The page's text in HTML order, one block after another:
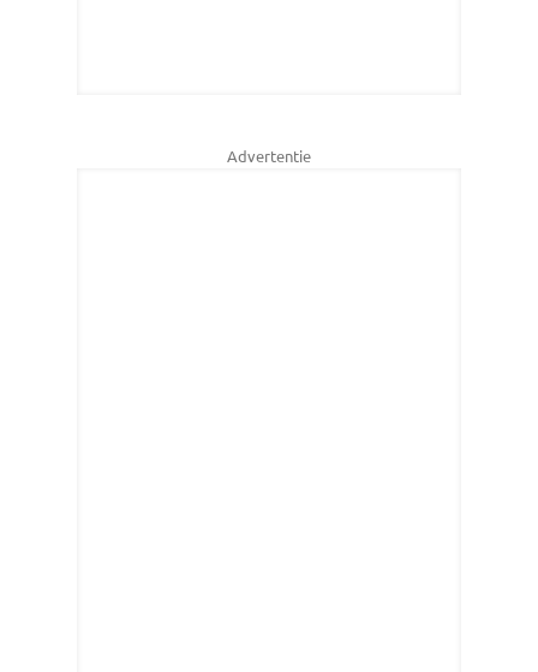
Advertentie